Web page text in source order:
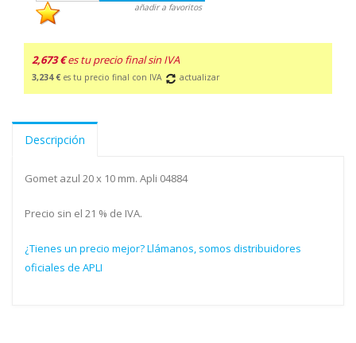
añadir a favoritos
2,673 € es tu precio final sin IVA
3,234 € es tu precio final con IVA actualizar
Descripción
Gomet azul 20 x 10 mm. Apli 04884
Precio sin el 21 % de IVA.
¿Tienes un precio mejor? Llámanos, somos distribuidores
oficiales de APLI